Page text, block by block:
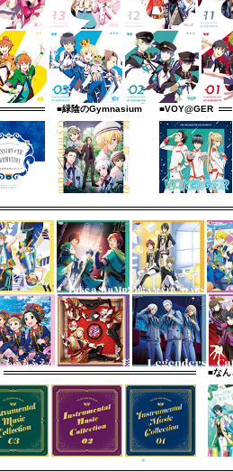
■緑陰のGymnasium ■VOY@GER
■なん